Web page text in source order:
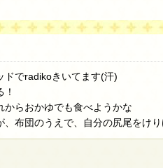
ドでradikoきいてます(汗)
からおかゆでも食べようかな
、布団のうえで、自分の尻尾をけ